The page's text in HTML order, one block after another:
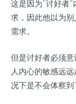
这是因为“讨好者
求，因此他以为
需求。
但是讨好者必须
人内心的敏感远
况下是不会体察到